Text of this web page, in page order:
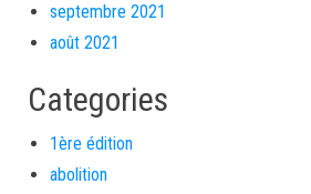
septembre 2021
août 2021
Categories
1ère édition
abolition